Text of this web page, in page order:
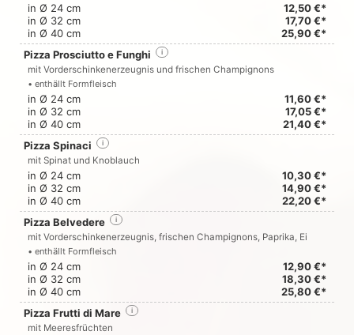
in Ø 24 cm
12,50 €*
in Ø 32 cm
17,70 €*
in Ø 40 cm
25,90 €*
Pizza Prosciutto e Funghi
i
mit Vorderschinkenerzeugnis und frischen Champignons
• enthällt Formfleisch
in Ø 24 cm
11,60 €*
in Ø 32 cm
17,05 €*
in Ø 40 cm
21,40 €*
Pizza Spinaci
i
mit Spinat und Knoblauch
in Ø 24 cm
10,30 €*
in Ø 32 cm
14,90 €*
in Ø 40 cm
22,20 €*
Pizza Belvedere
i
mit Vorderschinkenerzeugnis, frischen Champignons, Paprika, Ei
• enthällt Formfleisch
in Ø 24 cm
12,90 €*
in Ø 32 cm
18,30 €*
in Ø 40 cm
25,80 €*
Pizza Frutti di Mare
i
mit Meeresfrüchten